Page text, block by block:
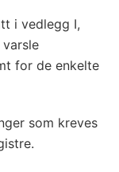
i vedlegg I,
varsle
for de enkelte
som kreves